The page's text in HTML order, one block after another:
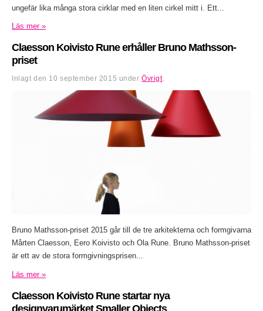
ungefär lika många stora cirklar med en liten cirkel mitt i. Ett...
Läs mer »
Claesson Koivisto Rune erhåller Bruno Mathsson-
priset
Inlagt den 10 september 2015 underÖvrigt.
Bruno Mathsson-priset 2015 går till de tre arkitekterna och formgivarna
Mårten Claesson, Eero Koivisto och Ola Rune. Bruno Mathsson-priset
är ett av de stora formgivningsprisen...
Läs mer »
Claesson Koivisto Rune startar nya
designvarumärket Smaller Objects